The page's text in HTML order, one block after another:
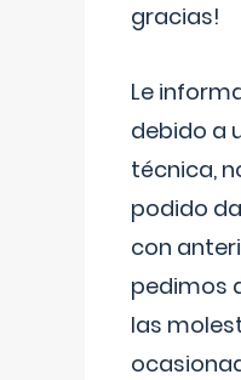
gracias!
Le
debido a
técnica,
podido
con
pedimos
las